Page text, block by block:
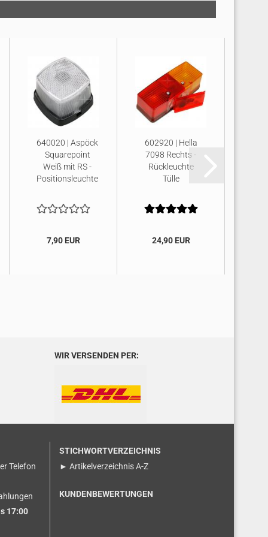
640020 | Aspöck
Squarepoint
Weiß mit RS -
Positionsleuchte
7,90 EUR
602920 | Hella
7098 Rechts -
Rückleuchte
Tülle
24,90 EUR
WIR VERSENDEN PER:
Telefon
17:00
STICHWORTVERZEICHNIS
► Artikelverzeichnis A-Z
KUNDENBEWERTUNGEN